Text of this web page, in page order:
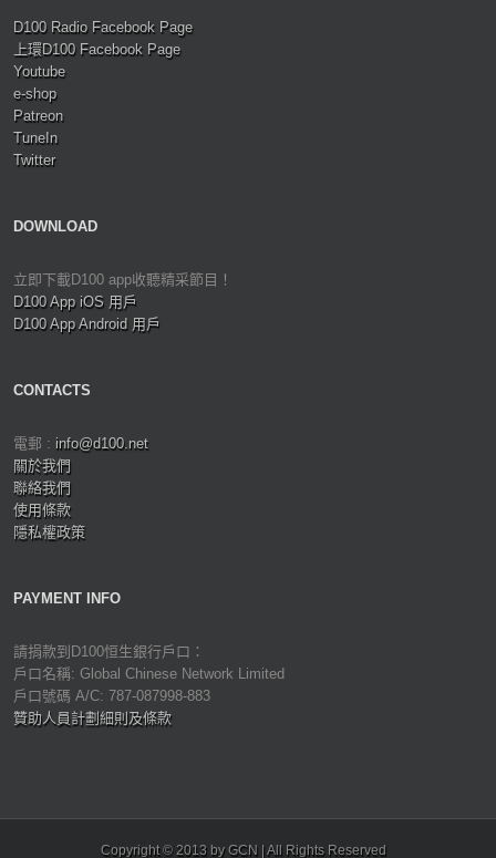
D100 Radio Facebook Page
上環D100 Facebook Page
Youtube
e-shop
Patreon
TuneIn
Twitter
DOWNLOAD
立即下載D100 app收聽精采節目！
D100 App iOS 用戶
D100 App Android 用戶
CONTACTS
電郵 : info@d100.net
關於我們
聯絡我們
使用條款
隱私權政策
PAYMENT INFO
請捐款到D100恒生銀行戶口：
戶口名稱: Global Chinese Network Limited
戶口號碼 A/C: 787-087998-883
贊助人員計劃細則及條款
Copyright © 2013 by GCN | All Rights Reserved